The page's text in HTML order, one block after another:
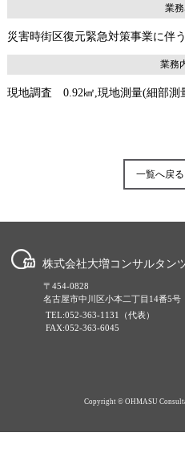
業務
災害時街区復元緊急対策事業に伴
業務
現地調査 0.92㎢,現地測量(細部
一覧へ戻る
株式会社大増コンサルタン
〒454-0828
名古屋市中川区小本二丁目14番5号
TEL:052-363-1131（代表）
FAX:052-363-6045
Copyright © OHMASU